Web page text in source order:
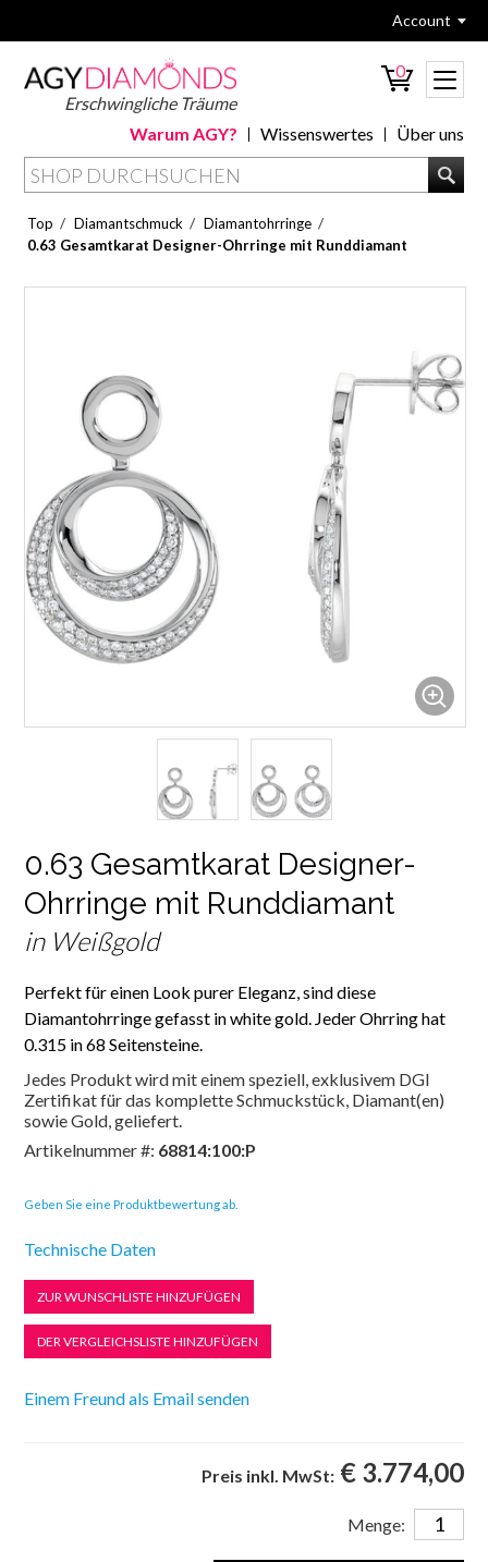
Account
Erschwingliche Träume
0
Über uns
Wissenswertes
Warum AGY?
Top / Diamantschmuck / Diamantohrringe /
0.63 Gesamtkarat Designer-Ohrringe mit Runddiamant
0.63 Gesamtkarat Designer-
Ohrringe mit Runddiamant
in Weißgold
Perfekt für einen Look purer Eleganz, sind diese
Diamantohrringe gefasst in white gold. Jeder Ohrring hat
0.315 in 68 Seitensteine.
Jedes Produkt wird mit einem speziell, exklusivem DGI
Zertifikat für das komplette Schmuckstück, Diamant(en)
sowie Gold, geliefert.
Artikelnummer #: 68814:100:P
Geben Sie eine Produktbewertung ab.
Technische Daten
Preis inkl. MwSt: € 3.774,00
Menge: